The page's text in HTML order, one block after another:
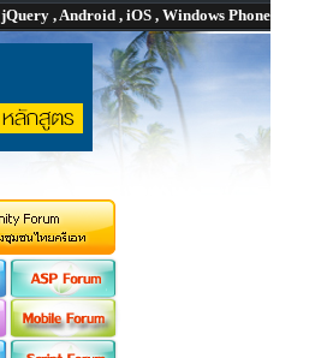
jQuery , Android , iOS , Windows Phone